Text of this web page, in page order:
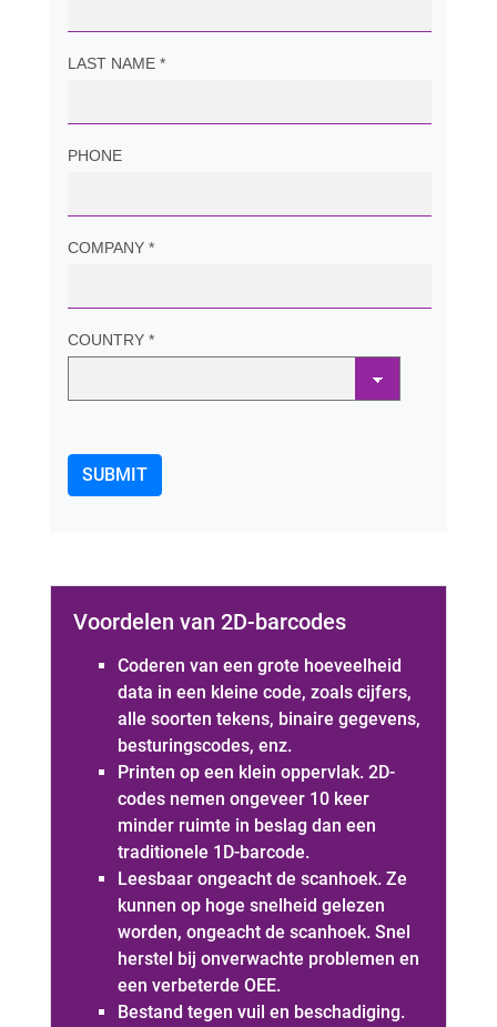
LAST NAME *
PHONE
COMPANY *
COUNTRY *
Voordelen van 2D-barcodes
Coderen van een grote hoeveelheid
data in een kleine code, zoals cijfers,
alle soorten tekens, binaire gegevens,
besturingscodes, enz.
Printen op een klein oppervlak. 2D-
codes nemen ongeveer 10 keer
minder ruimte in beslag dan een
traditionele 1D-barcode.
Leesbaar ongeacht de scanhoek. Ze
kunnen op hoge snelheid gelezen
worden, ongeacht de scanhoek. Snel
herstel bij onverwachte problemen en
een verbeterde OEE.
Bestand tegen vuil en beschadiging.